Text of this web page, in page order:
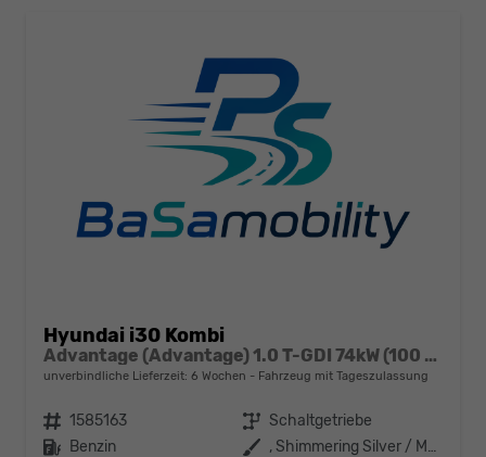
Hyundai i30 Kombi
Advantage (Advantage) 1.0 T-GDI 74kW (100 PS) 6-Gang Schaltgetriebe
unverbindliche Lieferzeit: 6 Wochen Fahrzeug mit Tageszulassung
Fahrzeugnr. 1585163 Getriebe Schaltgetriebe
Kraftstoff Benzin Außenfarbe
, Shimmering Silver / MET (R2T)